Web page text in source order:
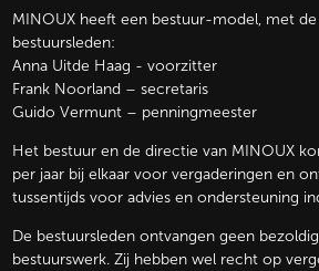
MINOUX heeft een bestuur-model, met
bestuursleden:
Anna Uitde Haag - voorzitter
Frank Noorland – secretaris
Guido Vermunt – penningmeester
Het bestuur en de directie van MINOUX
per jaar bij elkaar voor vergaderingen en
tussentijds voor advies en ondersteuning
De bestuursleden ontvangen geen
bestuurswerk. Zij hebben wel recht op